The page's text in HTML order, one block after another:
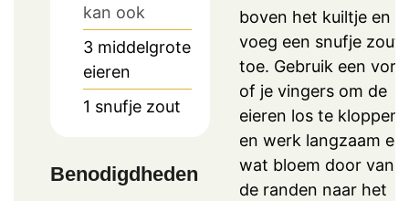
kan ook
3 middelgrote
eieren
1 snufje zout
Benodigdheden
boven het kuiltje en
voeg een snufje zout
toe. Gebruik een vork
of je vingers om de
eieren los te kloppen,
en werk langzaam er
wat bloem door van
de randen naar het